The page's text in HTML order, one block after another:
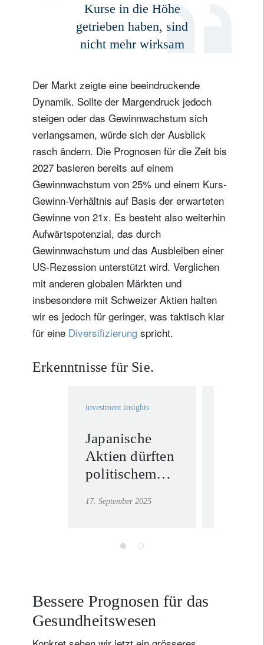
Kurse in die Höhe
getrieben haben, sind
nicht mehr wirksam
Der Markt zeigte eine beeindruckende
Dynamik. Sollte der Margendruck jedoch
steigen oder das Gewinnwachstum sich
verlangsamen, würde sich der Ausblick
rasch ändern. Die Prognosen für die Zeit bis
2027 basieren bereits auf einem
Gewinnwachstum von 25% und einem Kurs-
Gewinn-Verhältnis auf Basis der erwarteten
Gewinne von 21x. Es besteht also weiterhin
Aufwärtspotenzial, das durch
Gewinnwachstum und das Ausbleiben einer
US-Rezession unterstützt wird. Verglichen
mit anderen globalen Märkten und
insbesondere mit Schweizer Aktien halten
wir es jedoch für geringer, was taktisch klar
für eine Diversifizierung spricht.
Erkenntnisse für Sie.
investment insights
Japanische
Aktien dürften
politischem
trotzen
17. September 2025
Bessere Prognosen für das
Gesundheitswesen